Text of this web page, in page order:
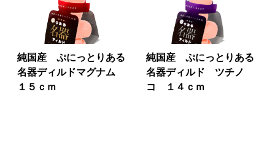
純国産 ぷにっとりある
名器ディルドマグナム
１５ｃｍ
純国産 ぷにっとりある
名器ディルド ツチノ
コ １４ｃｍ